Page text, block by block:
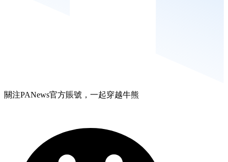
關注PANews官方賬號，一起穿越牛熊